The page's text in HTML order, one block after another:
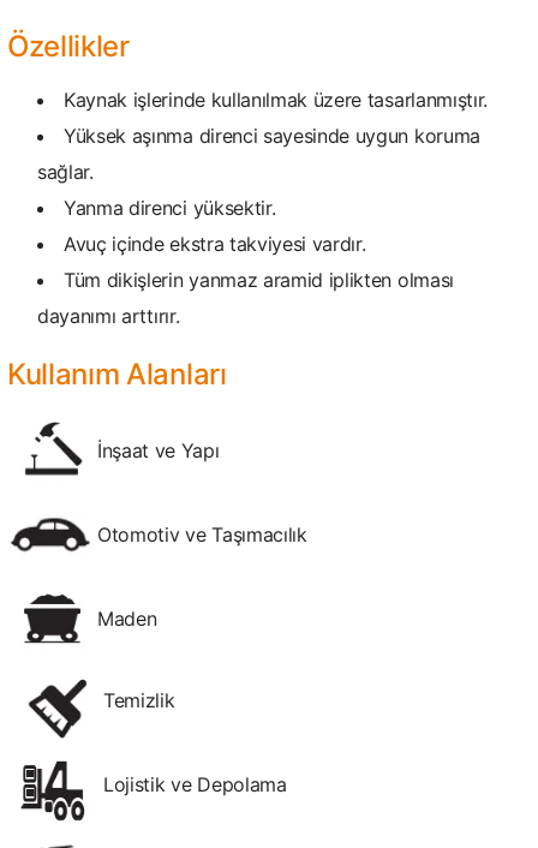
Özellikler
Kaynak işlerinde kullanılmak üzere tasarlanmıştır.
Yüksek aşınma direnci sayesinde uygun koruma
sağlar.
Yanma direnci yüksektir.
Avuç içinde ekstra takviyesi vardır.
Tüm dikişlerin yanmaz aramid iplikten olması
dayanımı arttırır.
Kullanım Alanları
İnşaat ve Yapı
Otomotiv ve Taşımacılık
Maden
Temizlik
Lojistik ve Depolama